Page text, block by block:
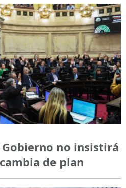
Gobierno no insistirá
de plan